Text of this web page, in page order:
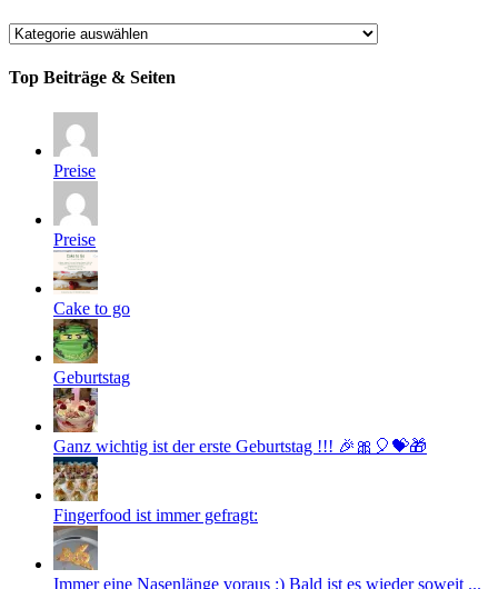
Kategorien
Top Beiträge & Seiten
Preise
Preise
Cake to go
Geburtstag
Ganz wichtig ist der erste Geburtstag !!! 🎉🎀🎈💝🎁
Fingerfood ist immer gefragt:
Immer eine Nasenlänge voraus :) Bald ist es wieder soweit ...